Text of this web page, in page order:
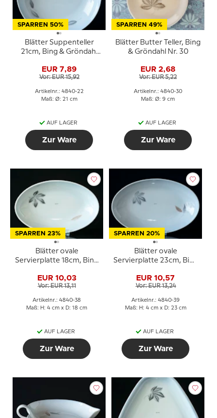
SPARREN 50%
Blätter Suppenteller
21cm, Bing & Gröndahl
EUR 7,89
Vor: EUR 15,92
Artikelnr.: 4840-22
Maß: Ø: 21 cm
AUF LAGER
Zur Ware
SPARREN 49%
Blätter Butter Teller, Bing
& Gröndahl Nr. 30
EUR 2,68
Vor: EUR 5,22
Artikelnr.: 4840-30
Maß: Ø: 9 cm
AUF LAGER
Zur Ware
SPARREN 23%
Blätter ovale
Servierplatte 18cm, Bing
EUR 10,03
Vor: EUR 13,11
Artikelnr.: 4840-38
Maß: H: 4 cm x D: 18 cm
AUF LAGER
Zur Ware
SPARREN 20%
Blätter ovale
Servierplatte 23cm, Bing
EUR 10,57
Vor: EUR 13,24
Artikelnr.: 4840-39
Maß: H: 4 cm x D: 23 cm
AUF LAGER
Zur Ware